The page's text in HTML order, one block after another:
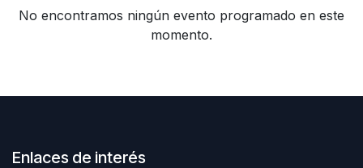
No encontramos ningún evento programado en este
momento.
Enlaces de interés